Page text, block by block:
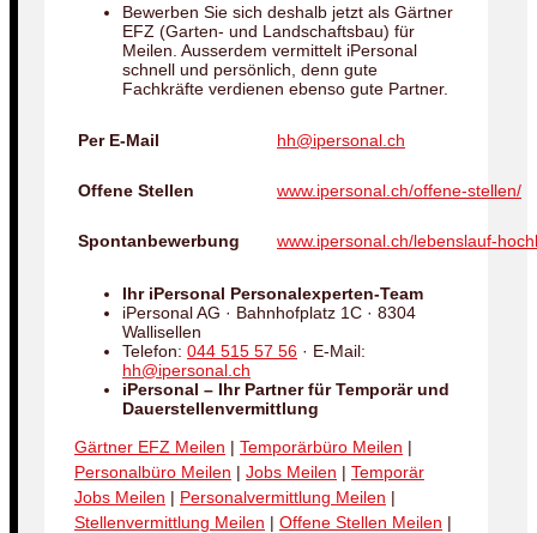
Bewerben Sie sich deshalb jetzt als Gärtner
EFZ (Garten- und Landschaftsbau) für
Meilen. Ausserdem vermittelt iPersonal
schnell und persönlich, denn gute
Fachkräfte verdienen ebenso gute Partner.
Per E-Mail hh@ipersonal.ch
Offene Stellen www.ipersonal.ch/offene-stellen/
Spontanbewerbung www.ipersonal.ch/lebenslauf-
Ihr iPersonal Personalexperten-Team
iPersonal AG · Bahnhofplatz 1C · 8304
Wallisellen
Telefon: 044 515 57 56 · E-Mail:
hh@ipersonal.ch
iPersonal – Ihr Partner für Temporär und
Dauerstellenvermittlung
Gärtner EFZ Meilen | Temporärbüro Meilen |
Personalbüro Meilen | Jobs Meilen | Temporär
Jobs Meilen | Personalvermittlung Meilen |
Stellenvermittlung Meilen | Offene Stellen Meilen |